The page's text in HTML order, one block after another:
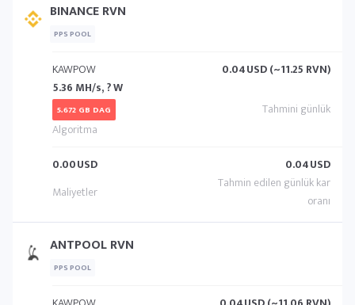
BINANCE RVN
PPS POOL
KAWPOW
5.36 MH/s, ? W
5.672 GB DAG
0.04USD (~11.25 RVN)
0.00USD 0.04USD
ANTPOOL RVN
PPS POOL